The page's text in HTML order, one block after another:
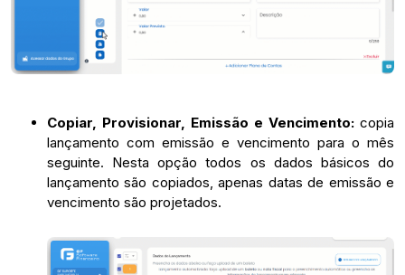
Copiar, Provisionar, Emissão e Vencimento: copia
lançamento com emissão e vencimento para o mês
seguinte. Nesta opção todos os dados básicos do
lançamento são copiados, apenas datas de emissão e
vencimento são projetados.